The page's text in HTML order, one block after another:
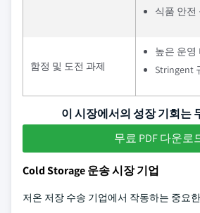
식품 안전
함정 및 도전 과제
높은 운영
Stringent
이 시장에서의 성장 기회는
무료 PDF 다운로
Cold Storage 운송 시장 기업
저온 저장 수송 기업에서 작동하는 중요